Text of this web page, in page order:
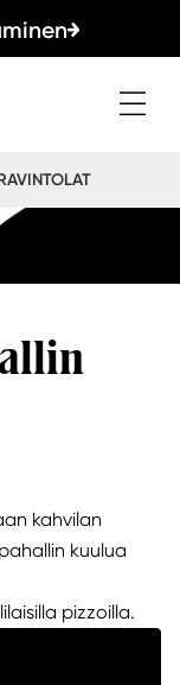
kahvilan
kuulua
pizzoilla.